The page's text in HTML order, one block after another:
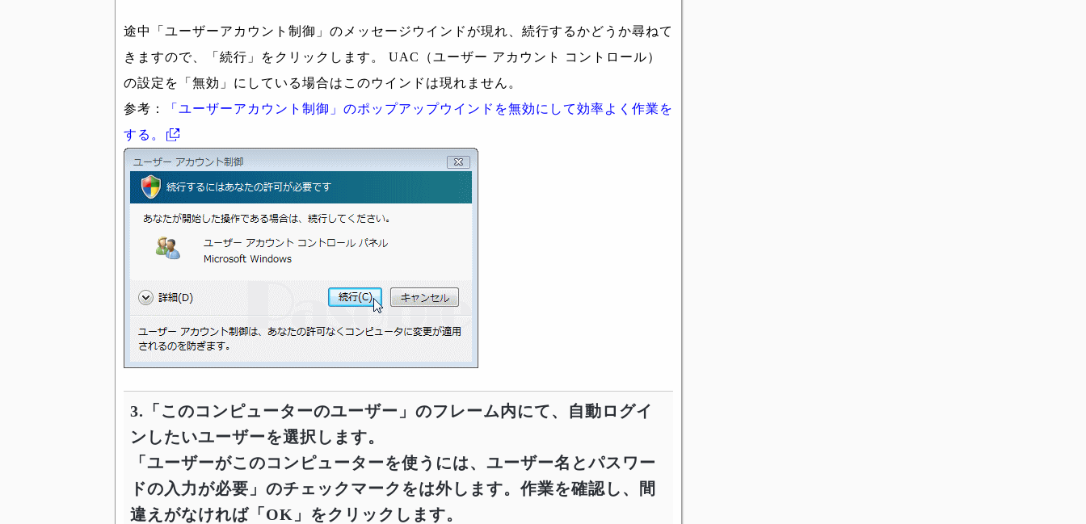
途中「ユーザーアカウント制御」のメッセージウインドが現れ、続行するかどうか尋ねて
きますので、「続行」をクリックします。 UAC（ユーザー アカウント コントロール）
の設定を「無効」にしている場合はこのウインドは現れません。
参考：
「ユーザーアカウント制御」のポップアップウインドを無効にして効率よく作業を
する。
3.「このコンピューターのユーザー」のフレーム内にて、自動ログイ
ンしたいユーザーを選択します。
「ユーザーがこのコンピューターを使うには、ユーザー名とパスワー
ドの入力が必要」のチェックマークをは外します。作業を確認し、間
違えがなければ「OK」をクリックします。